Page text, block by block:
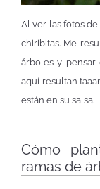
Al ver las fotos
chiribitas. Me
árboles y pensar
aquí resultan
están en su salsa.
Cómo
ramas de